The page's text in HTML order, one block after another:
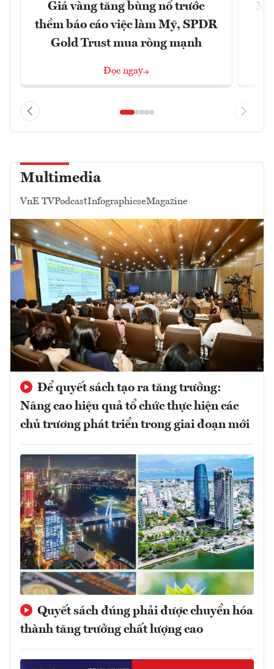
Giá vàng tăng bùng nổ trước
thềm báo cáo việc làm Mỹ, SPDR
Gold Trust mua ròng mạnh
Đọc ngay
Multimedia
VnE TVPodcastInfographicseMagazine
Để quyết sách tạo ra tăng trưởng:
Nâng cao hiệu quả tổ chức thực hiện các
chủ trương phát triển trong giai đoạn mới
Quyết sách đúng phải được chuyển hóa
thành tăng trưởng chất lượng cao